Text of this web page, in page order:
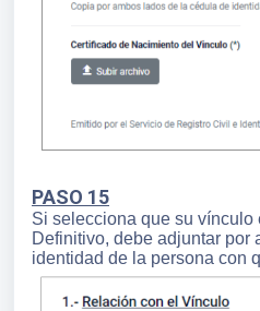
PASO 15
Si selecciona que su vínculo
Definitivo, debe adjuntar por
identidad de la persona con